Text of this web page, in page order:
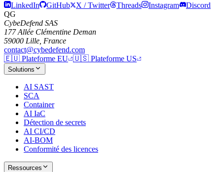
LinkedIn
GitHub X / Twitter Threads Instagram
Discord
QG
CybeDefend SAS
177 Allée Clémentine Deman
59000 Lille, France
contact@cybedefend.com
🇪🇺 Plateforme EU 🇺🇸 Plateforme US
Solutions
AI SAST
SCA
Container
AI IaC
Détection de secrets
AI CI/CD
AI-BOM
Conformité des licences
Ressources